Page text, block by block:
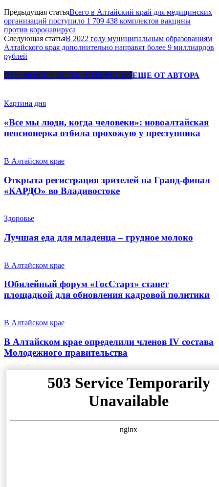
Предыдущая статьяВсего в Алтайский край для медицинских
организаций поступило 1 709 438 комплектов вакцины
против коронавируса
Следующая статьяВ 2022 году муниципальным образованиям
Алтайского края дополнительно направят более 9 миллиардов
рублей
ЭТО МОЖЕТ БЫТЬ ИНТЕРЕСНОЕЩЕ ОТ АВТОРА
Картина дня
«Все мы люди, когда человеки»: новоалтайская
пенсионерка отбила прохожую у преступника
В Алтайском крае
Открыта регистрация зрителей на Гранд-финал
«КАРДО» во Владивостоке
Здоровье
Лучшая еда для младенца – грудное молоко
В Алтайском крае
Юбилейный форум «ГосСтарт» станет
площадкой для обновления кадровой политики
В Алтайском крае
В Алтайском крае определили членов IV состава
Молодежного правительства